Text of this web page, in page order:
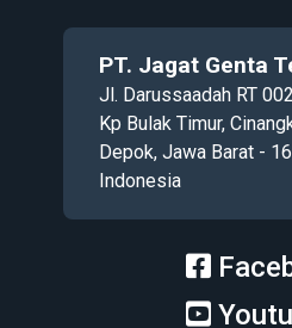
PT. Jagat Genta
Jl. Darussaadah RT
Kp Bulak Timur,
Depok, Jawa Barat -
Indonesia